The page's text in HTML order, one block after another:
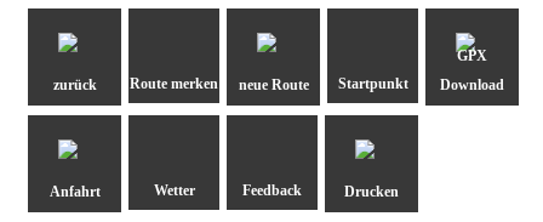
zurück neue Route
GPX
Download
Anfahrt Drucken